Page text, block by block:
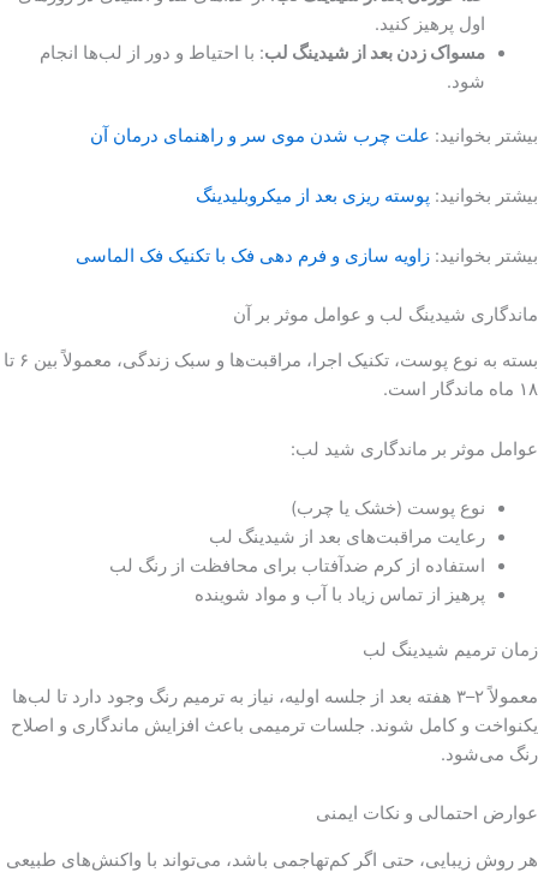
اول پرهیز کنید.
مسواک زدن بعد از شیدینگ لب: با احتیاط و دور از لب‌ها انجام
شود.
بیشتر بخوانید: علت چرب شدن موی سر و راهنمای درمان آن
بیشتر بخوانید: پوسته ریزی بعد از میکروبلیدینگ
بیشتر بخوانید: زاویه سازی و فرم دهی فک با تکنیک فک الماسی
ماندگاری شیدینگ لب و عوامل موثر بر آن
بسته به نوع پوست، تکنیک اجرا، مراقبت‌ها و سبک زندگی، معمولاً بین ۶ تا
۱۸ ماه ماندگار است.
عوامل موثر بر ماندگاری شید لب:
نوع پوست (خشک یا چرب)
رعایت مراقبت‌های بعد از شیدینگ لب
استفاده از کرم ضدآفتاب برای محافظت از رنگ لب
پرهیز از تماس زیاد با آب و مواد شوینده
زمان ترمیم شیدینگ لب
معمولاً ۲–۳ هفته بعد از جلسه اولیه، نیاز به ترمیم رنگ وجود دارد تا لب‌ها
یکنواخت و کامل شوند. جلسات ترمیمی باعث افزایش ماندگاری و اصلاح
رنگ می‌شود.
عوارض احتمالی و نکات ایمنی
هر روش زیبایی، حتی اگر کم‌تهاجمی باشد، می‌تواند با واکنش‌های طبیعی